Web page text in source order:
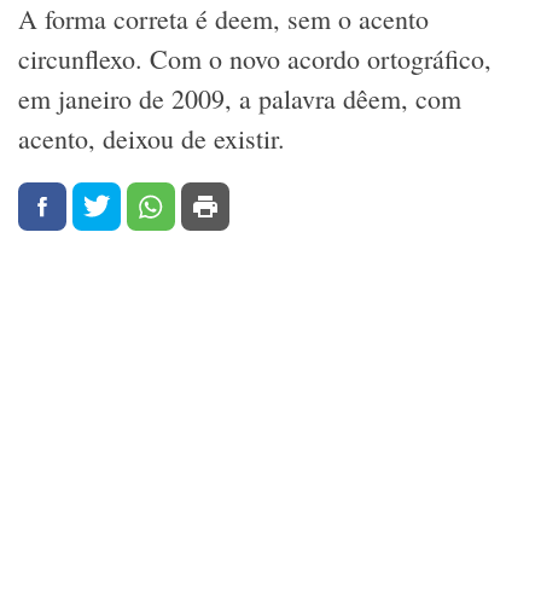
A forma correta é deem, sem o acento
circunflexo. Com o novo acordo ortográfico,
em janeiro de 2009, a palavra dêem, com
acento, deixou de existir.